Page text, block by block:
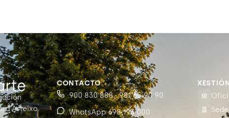
Arteixo.
CONTACTO
900 830 888 · 981 65 90 90
WhatsApp 698 193 000